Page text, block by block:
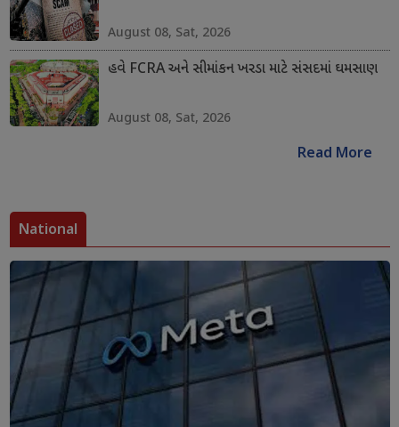
August 08, Sat, 2026
હવે FCRA અને સીમાંકન ખરડા માટે સંસદમાં ઘમસાણ
August 08, Sat, 2026
Read More
National